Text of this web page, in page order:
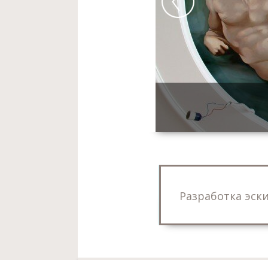
Роспись комнаты.
Роспись храма.
Роспись стен.
Разработка